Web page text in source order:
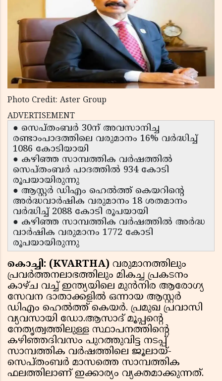
Photo Credit: Aster Group
ADVERTISEMENT
● സെപ്തംബര്‍ 30ന് അവസാനിച്ച
രണ്ടാംപാദത്തിലെ വരുമാനം 16% വര്‍ദ്ധിച്ച്
1086 കോടിയായി
● കഴിഞ്ഞ സാമ്പത്തിക വര്‍ഷത്തില്‍
സെപ്തംബര്‍ പാദത്തില്‍ 934 കോടി
രൂപയായിരുന്നു
● ആസ്റ്റര്‍ ഡിഎം ഹെല്‍ത്ത് കെയറിന്റെ
അര്‍ദ്ധവാര്‍ഷിക വരുമാനം 18 ശതമാനം
വര്‍ദ്ധിച്ച് 2088 കോടി രൂപയായി
● കഴിഞ്ഞ സാമ്പത്തിക വര്‍ഷത്തില്‍ അര്‍ദ്ധ
വാര്‍ഷിക വരുമാനം 1772 കോടി
രൂപയായിരുന്നു
കൊച്ചി: (KVARTHA) വരുമാനത്തിലും
പ്രവര്‍ത്തനലാഭത്തിലും മികച്ച പ്രകടനം
കാഴ്ച വച്ച് ഇന്ത്യയിലെ മുന്‍നിര ആരോഗ്യ
സേവന ദാതാക്കളില്‍ ഒന്നായ ആസ്റ്റര്‍
ഡിഎം ഹെല്‍ത്ത് കെയര്‍. പ്രമുഖ പ്രവാസി
വ്യവസായി ഡോ.ആസാദ് മൂപ്പന്റെ
നേതൃത്വത്തിലുള്ള സ്ഥാപനത്തിന്റെ
കഴിഞ്ഞദിവസം പുറത്തുവിട്ട നടപ്പ്
സാമ്പത്തിക വര്‍ഷത്തിലെ ജൂലായ്-
സെപ്തംബര്‍ മാസത്തെ സാമ്പത്തിക
ഫലത്തിലാണ് ഇക്കാര്യം വ്യക്തമാക്കുന്നത്.